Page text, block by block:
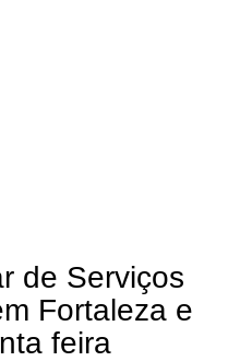
de Serviços
Fortaleza e
feira